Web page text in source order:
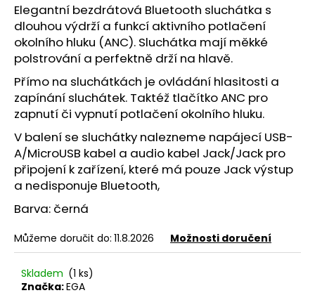
Elegantní bezdrátová Bluetooth sluchátka s
dlouhou výdrží a funkcí aktivního potlačení
okolního hluku (ANC). Sluchátka mají měkké
polstrování a perfektně drží na hlavě.
Přímo na sluchátkách je ovládání hlasitosti a
zapínání sluchátek. Taktéž tlačítko ANC pro
zapnutí či vypnutí potlačení okolního hluku.
V balení se sluchátky nalezneme napájecí USB-
A/MicroUSB kabel a audio kabel Jack/Jack pro
připojení k zařízení, které má pouze Jack výstup
a nedisponuje Bluetooth,
Barva: černá
Můžeme doručit do: 11.8.2026 Možnosti doručení
Skladem (1 ks)
Značka:EGA
D
o
p
o
r
u
č
u
j
e
m
e
EGA
C65
ADAPTÉR
1X